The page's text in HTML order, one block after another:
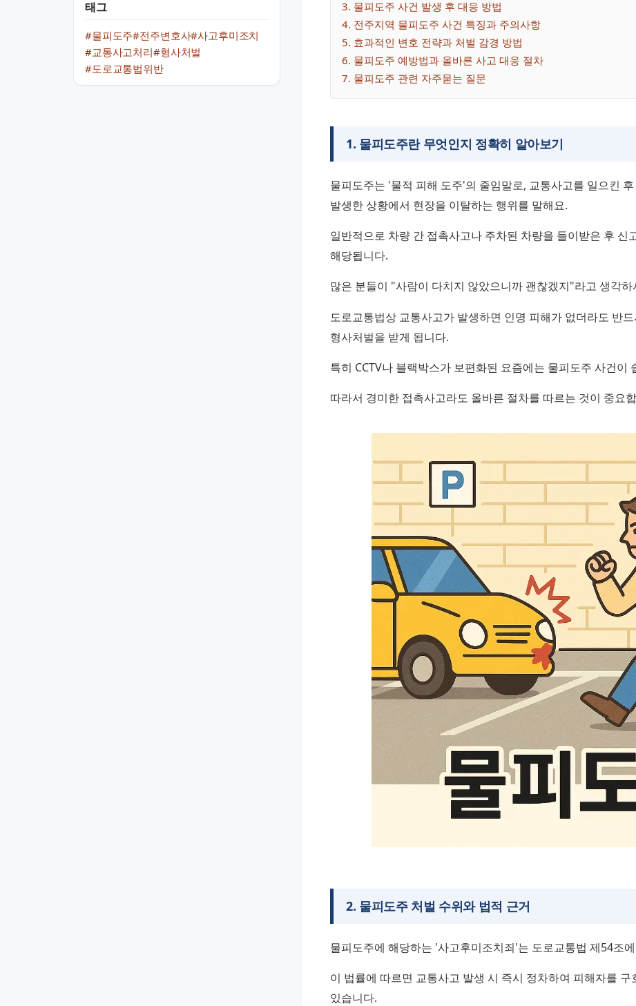
태그
#물피도주#전주변호사#사고후미조치
#교통사고처리#형사처벌
#도로교통법위반
3. 물피도주 사건 발생 후 대응 방법
4. 전주지역 물피도주 사건 특징과 주의사항
5. 효과적인 변호 전략과 처벌 감경 방법
6. 물피도주 예방법과 올바른 사고 대응 절차
7. 물피도주 관련 자주묻는 질문
1. 물피도주란 무엇인지 정확히 알아보기
물피도주는 '물적 피해 도주'의 줄임말로, 교통사고를 일으킨
발생한 상황에서 현장을 이탈하는 행위를 말해요.
일반적으로 차량 간 접촉사고나 주차된 차량을 들이받은 후 신
해당됩니다.
많은 분들이 "사람이 다치지 않았으니까 괜찮겠지"라고 생각
도로교통법상 교통사고가 발생하면 인명 피해가 없더라도 반
형사처벌을 받게 됩니다.
특히 CCTV나 블랙박스가 보편화된 요즘에는 물피도주 사건이
따라서 경미한 접촉사고라도 올바른 절차를 따르는 것이 중요
2. 물피도주 처벌 수위와 법적 근거
물피도주에 해당하는 '사고후미조치죄'는 도로교통법 제54조
이 법률에 따르면 교통사고 발생 시 즉시 정차하여 피해자를
있습니다.